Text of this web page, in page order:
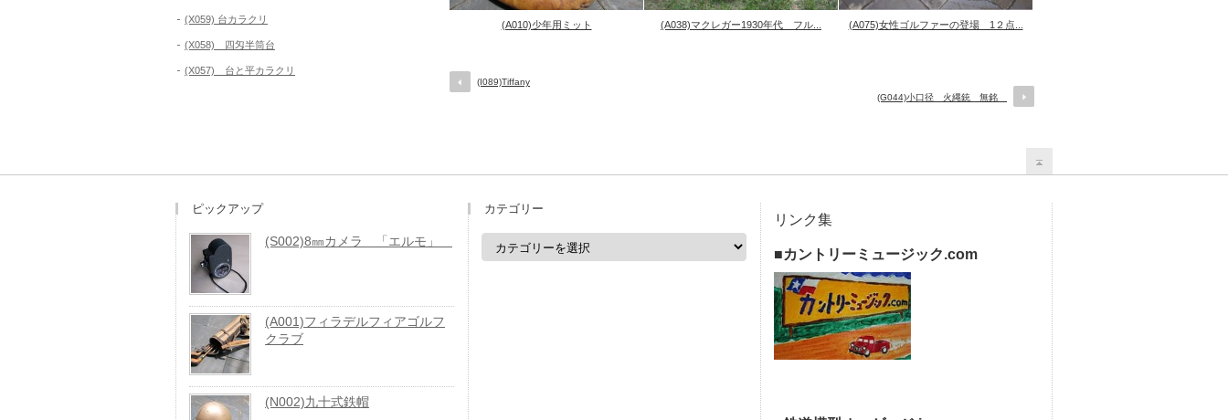
(A010)少年用ミット (A038)マクレガー1930年代 フル... (A075)女性ゴルファーの登場 1２点...
(I089)Tiffany
(G044)小口径 火縄銃 無銘
(X059) 台カラクリ
(X058) 四匁半筒台
(X057) 台と平カラクリ
ピックアップ
(S002)8㎜カメラ 「エルモ」
(A001)フィラデルフィアゴルフ
クラブ
(N002)九十式鉄帽
カテゴリー
テ
リンク集
■カントリーミュージック.com